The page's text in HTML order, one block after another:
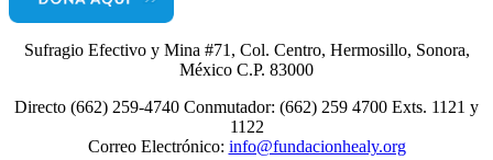
Sufragio Efectivo y Mina #71, Col. Centro, Hermosillo, Sonora,
México C.P. 83000
Directo (662) 259-4740 Conmutador: (662) 259 4700 Exts. 1121 y
1122
Correo Electrónico: info@fundacionhealy.org